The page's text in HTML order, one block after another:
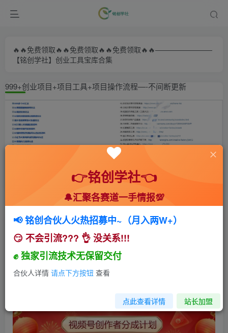
🔥🔥免费领取🔥🔥免费领取🔥🔥免费领取🔥🔥————————
【铭创学社】创业工具宝库合集
999+创业项目+项目工具+项目操作流程—-不间断更新
首页 🍻会员专享 🆓网创项目 正文
视频号创作者分成计划，IP动漫玩法，小白容易
做，月入3000+【揭秘】
小助手
232 23
👉铭创学社👈
🔔汇聚各赛道一手情报💯
📢 铭创合伙人火热招募中~（月入两W+）
😏 不会引流??? 👌 没关系!!!
✊ 独家引流技术无保留交付
合伙人详情 请点下方按钮 查看
点此查看详情 站长加盟